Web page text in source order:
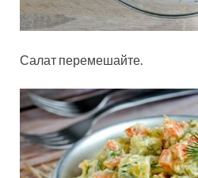
Салат перемешайте.